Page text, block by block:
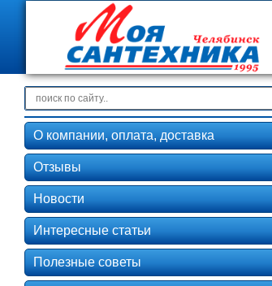
О компании, оплата, доставка
Отзывы
Новости
Интересные статьи
Полезные советы